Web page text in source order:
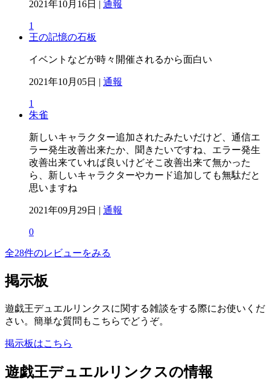
2021年10月16日 | 通報
1
王の記憶の石板
イベントなどが時々開催されるから面白い
2021年10月05日 | 通報
1
朱雀
新しいキャラクター追加されたみたいだけど、通信エ
ラー発生改善出来たか、聞きたいですね、エラー発生
改善出来ていれば良いけどそこ改善出来て無かった
ら、新しいキャラクターやカード追加しても無駄だと
思いますね
2021年09月29日 | 通報
0
全28件のレビューをみる
掲示板
遊戯王デュエルリンクスに関する雑談をする際にお使いくだ
さい。簡単な質問もこちらでどうぞ。
掲示板はこちら
遊戯王デュエルリンクスの情報